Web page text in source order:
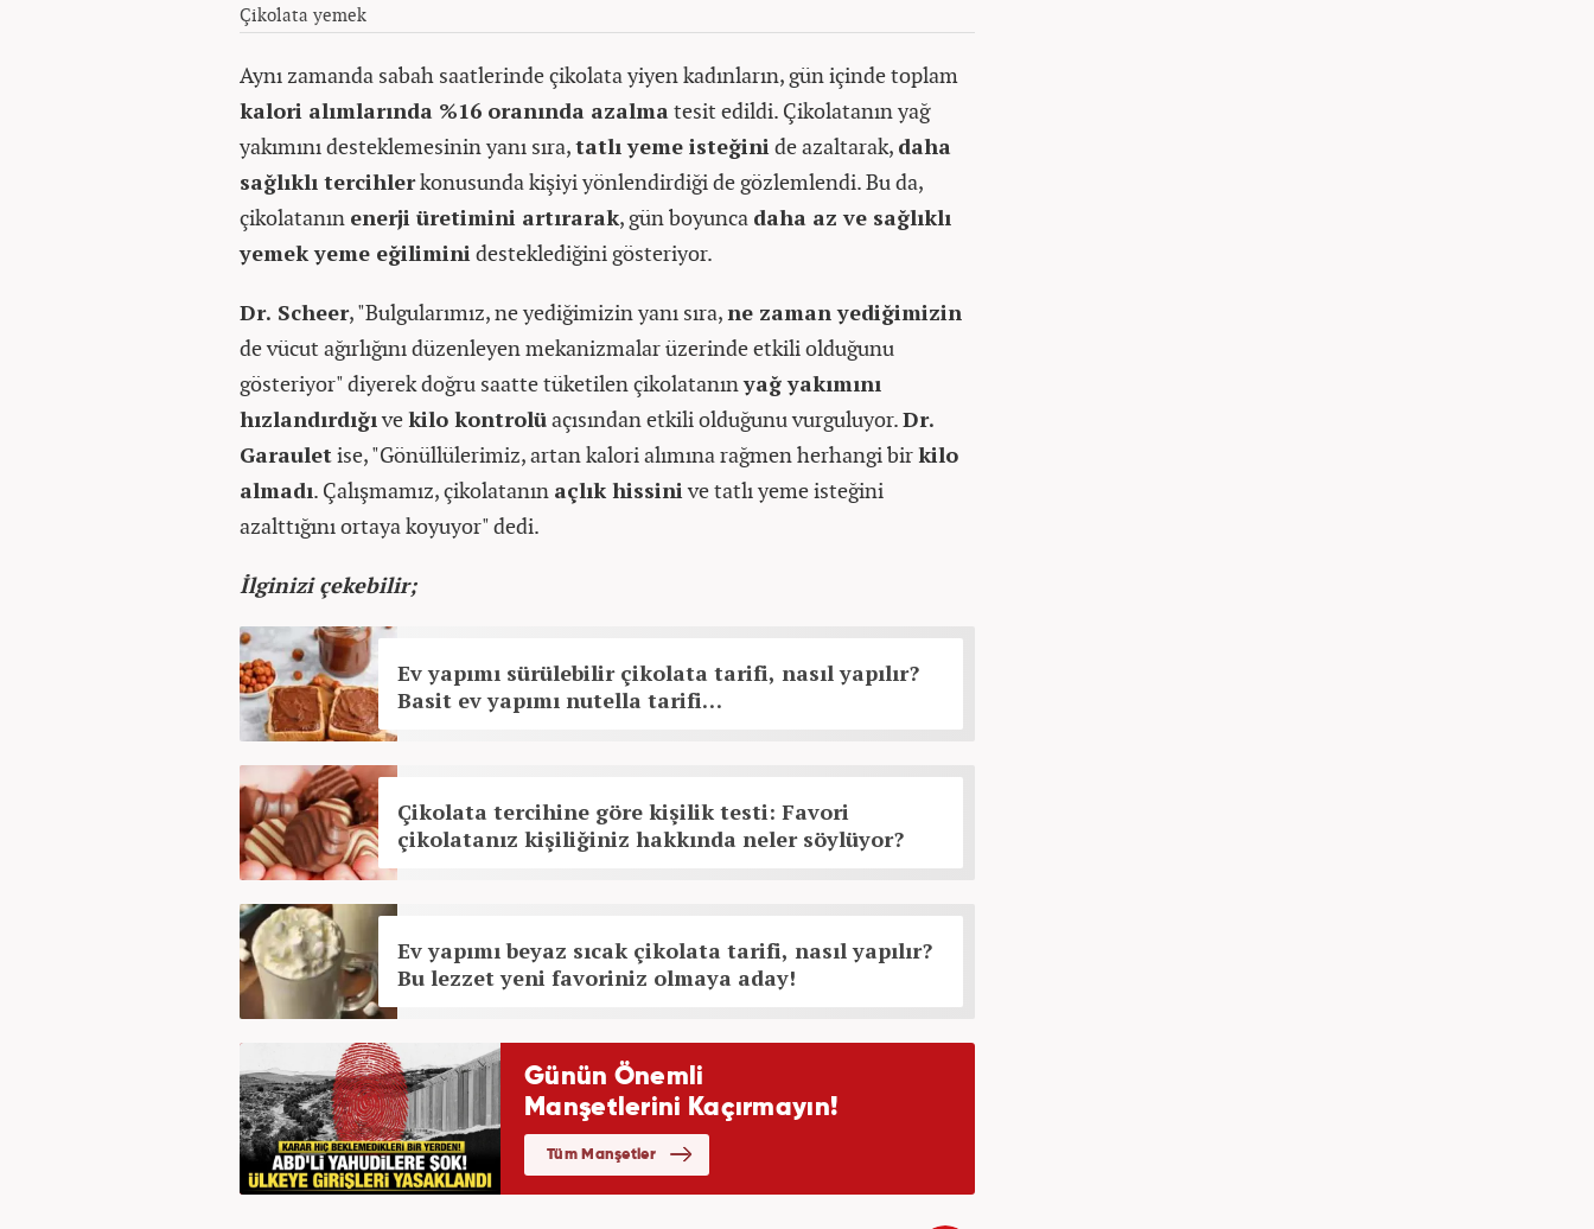
Çikolata yemek
Aynı zamanda sabah saatlerinde çikolata yiyen kadınların, gün içinde toplam
kalori alımlarında %16 oranında azalma tesit edildi. Çikolatanın yağ
yakımını desteklemesinin yanı sıra,tatlı yeme isteğini de azaltarak, daha
sağlıklı tercihlerkonusunda kişiyi yönlendirdiği de gözlemlendi. Bu da,
çikolatanın enerji üretimini artırarak, gün boyunca daha az ve sağlıklı
yemek yeme eğilimini desteklediğini gösteriyor.
Dr. Scheer, "Bulgularımız, ne yediğimizin yanı sıra, ne zaman yediğimizin
de vücut ağırlığını düzenleyen mekanizmalar üzerinde etkili olduğunu
gösteriyor" diyerek doğru saatte tüketilen çikolatanınyağ yakımını
hızlandırdığıvekilo kontrolüaçısından etkili olduğunu vurguluyor.Dr.
Garauletise, "Gönüllülerimiz, artan kalori alımına rağmen herhangi birkilo
almadı. Çalışmamız, çikolatanın açlık hissini ve tatlı yeme isteğini
azalttığını ortaya koyuyor" dedi.
İlginizi çekebilir;
Ev yapımı sürülebilir çikolata tarifi, nasıl yapılır?
Basit ev yapımı nutella tarifi…
Çikolata tercihine göre kişilik testi: Favori
çikolatanız kişiliğiniz hakkında neler söylüyor?
Ev yapımı beyaz sıcak çikolata tarifi, nasıl yapılır?
Bu lezzet yeni favoriniz olmaya aday!